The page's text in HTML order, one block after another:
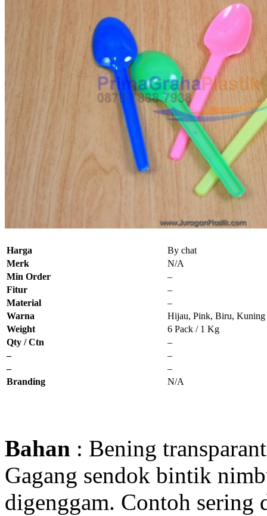
Harga
By chat
Merk
N/A
Min Order
–
Fitur
–
Material
–
Warna
Hijau, Pink, Biru, Kuning
Weight
6 Pack / 1 Kg
Qty / Ctn
–
–
–
–
–
Branding
N/A
Bahan : Bening
Gagang sendok bintik
digenggam. Contoh sering